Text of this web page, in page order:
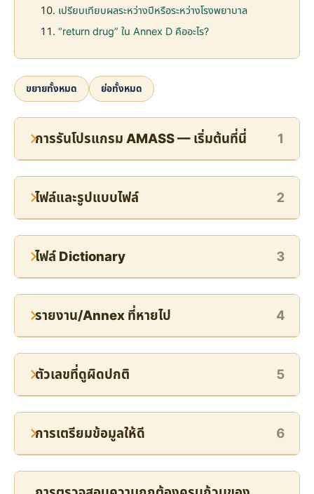
เปรียบเทียบผลระหว่างปีหรือระหว่างโรงพยาบาล
“return drug” ใน Annex D คืออะไร?
ขยายทั้งหมด ย่อทั้งหมด
การรันโปรแกรม AMASS — เริ่มต้นที่นี่ 1
ไฟล์และรูปแบบไฟล์ 2
ไฟล์ Dictionary 3
รายงาน/Annex ที่หายไป 4
ตัวเลขที่ดูผิดปกติ 5
การเตรียมข้อมูลให้ดี 6